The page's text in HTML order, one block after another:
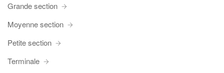
Grande section
Moyenne section
Petite section
Terminale